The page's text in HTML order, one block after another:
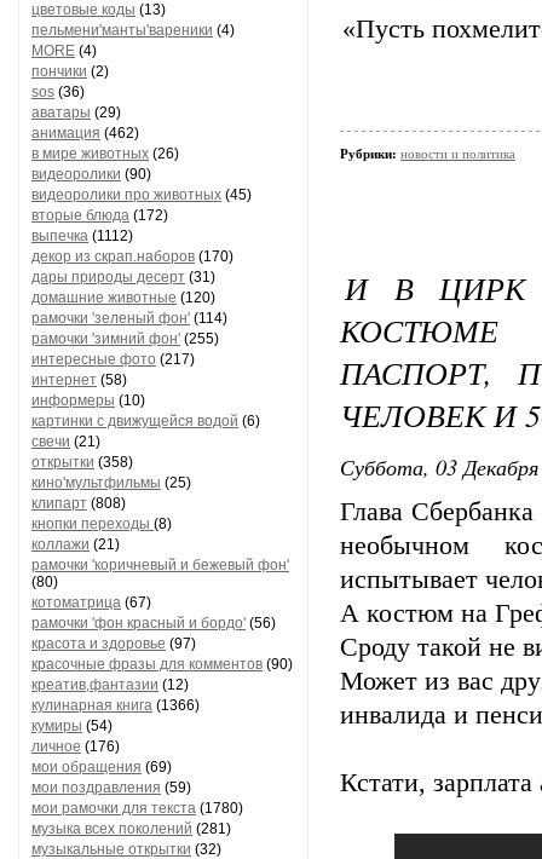
цветовые коды (13)
пельмени'манты'вареники (4)
MORE (4)
пончики (2)
sos (36)
аватары (29)
анимация (462)
в мире животных (26)
видеоролики (90)
видеоролики про животных (45)
вторые блюда (172)
выпечка (1112)
декор из скрап.наборов (170)
дары природы десерт (31)
домашние животные (120)
рамочки 'зеленый фон' (114)
рамочки 'зимний фон' (255)
интересные фото (217)
интернет (58)
информеры (10)
картинки с движущейся водой (6)
свечи (21)
открытки (358)
кино'мультфильмы (25)
клипарт (808)
кнопки переходы (8)
коллажи (21)
рамочки 'коричневый и бежевый фон'
(80)
котоматрица (67)
рамочки 'фон красный и бордо' (56)
красота и здоровье (97)
красочные фразы для комментов (90)
креатив,фантазии (12)
кулинарная книга (1366)
кумиры (54)
личное (176)
мои обращения (69)
мои поздравления (59)
мои рамочки для текста (1780)
музыка всех поколений (281)
музыкальные открытки (32)
«Пусть
Рубрики: новости и политика
И В ЦИРК
КОСТЮМЕ
ПАСПОРТ,
ЧЕЛОВЕК И
Суббота, 03
Глава
необычном
испытывает
А костюм на
Сроду такой не
Может из вас
инвалида и
Кстати,